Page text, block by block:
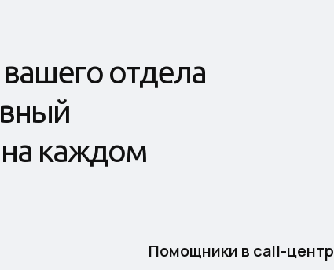
вашего отдела
вный
на каждом
Помощники в call-центр